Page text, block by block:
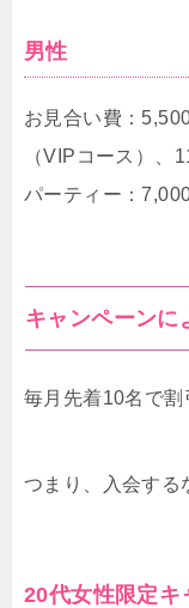
男性
お見合い費：
（VIPコース）、
パーティー：
キャンペーンに
毎月先着10名で割
つまり、入会する
20代女性限定キ